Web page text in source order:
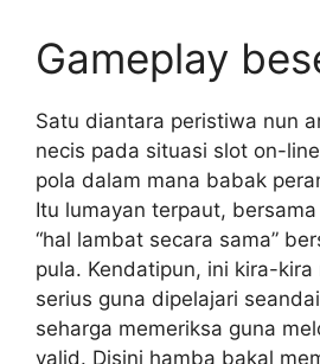
Gameplay
Satu diantara peristiwa nun
necis pada situasi slot on-
pola dalam mana babak
Itu lumayan terpaut,
“hal lambat secara sama”
pula. Kendatipun, ini kira-
serius guna dipelajari
seharga memeriksa guna
valid. Disini hamba bakal